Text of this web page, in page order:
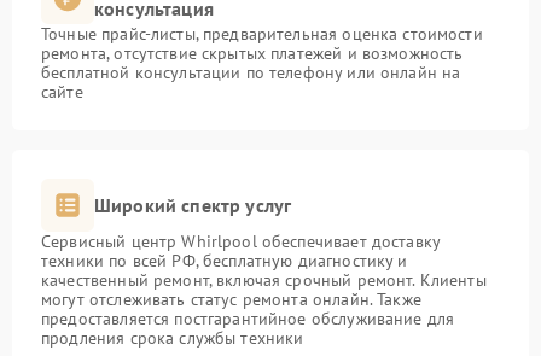
консультация
Точные прайс-листы, предварительная оценка стоимости
ремонта, отсутствие скрытых платежей и возможность
бесплатной консультации по телефону или онлайн на
сайте
Широкий спектр услуг
Сервисный центр Whirlpool обеспечивает доставку
техники по всей РФ, бесплатную диагностику и
качественный ремонт, включая срочный ремонт. Клиенты
могут отслеживать статус ремонта онлайн. Также
предоставляется постгарантийное обслуживание для
продления срока службы техники